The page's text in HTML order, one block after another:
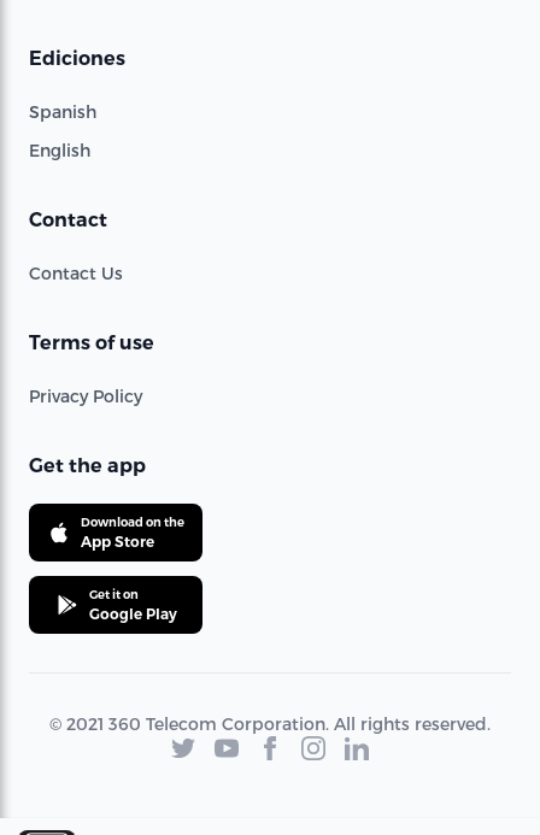
Ediciones
Spanish
English
Contact
Contact Us
Terms of use
Privacy Policy
Get the app
Download on the
App Store
Get it on
Google Play
© 2021 360 Telecom Corporation. All rights reserved.